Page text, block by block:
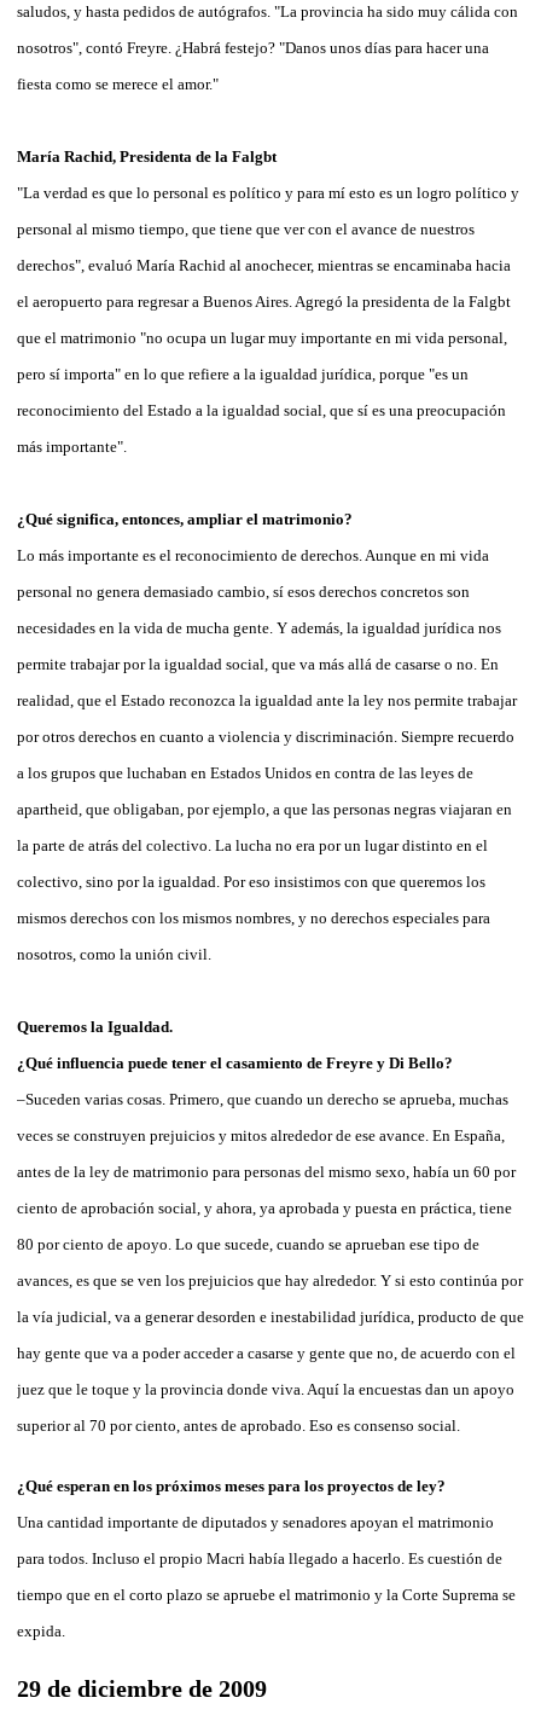
saludos, y hasta pedidos de autógrafos. "La provincia ha sido muy cálida con
nosotros", contó Freyre. ¿Habrá festejo? "Danos unos días para hacer una
fiesta como se merece el amor."
María Rachid, Presidenta de la Falgbt
"La verdad es que lo personal es político y para mí esto es un logro político y
personal al mismo tiempo, que tiene que ver con el avance de nuestros
derechos", evaluó María Rachid al anochecer, mientras se encaminaba hacia
el aeropuerto para regresar a Buenos Aires. Agregó la presidenta de la Falgbt
que el matrimonio "no ocupa un lugar muy importante en mi vida personal,
pero sí importa" en lo que refiere a la igualdad jurídica, porque "es un
reconocimiento del Estado a la igualdad social, que sí es una preocupación
más importante".
¿Qué significa, entonces, ampliar el matrimonio?
Lo más importante es el reconocimiento de derechos. Aunque en mi vida
personal no genera demasiado cambio, sí esos derechos concretos son
necesidades en la vida de mucha gente. Y además, la igualdad jurídica nos
permite trabajar por la igualdad social, que va más allá de casarse o no. En
realidad, que el Estado reconozca la igualdad ante la ley nos permite trabajar
por otros derechos en cuanto a violencia y discriminación. Siempre recuerdo
a los grupos que luchaban en Estados Unidos en contra de las leyes de
apartheid, que obligaban, por ejemplo, a que las personas negras viajaran en
la parte de atrás del colectivo. La lucha no era por un lugar distinto en el
colectivo, sino por la igualdad. Por eso insistimos con que queremos los
mismos derechos con los mismos nombres, y no derechos especiales para
nosotros, como la unión civil.
Queremos la Igualdad.
¿Qué influencia puede tener el casamiento de Freyre y Di Bello?
–Suceden varias cosas. Primero, que cuando un derecho se aprueba, muchas
veces se construyen prejuicios y mitos alrededor de ese avance. En España,
antes de la ley de matrimonio para personas del mismo sexo, había un 60 por
ciento de aprobación social, y ahora, ya aprobada y puesta en práctica, tiene
80 por ciento de apoyo. Lo que sucede, cuando se aprueban ese tipo de
avances, es que se ven los prejuicios que hay alrededor. Y si esto continúa por
la vía judicial, va a generar desorden e inestabilidad jurídica, producto de que
hay gente que va a poder acceder a casarse y gente que no, de acuerdo con el
juez que le toque y la provincia donde viva. Aquí la encuestas dan un apoyo
superior al 70 por ciento, antes de aprobado. Eso es consenso social.
¿Qué esperan en los próximos meses para los proyectos de ley?
Una cantidad importante de diputados y senadores apoyan el matrimonio
para todos. Incluso el propio Macri había llegado a hacerlo. Es cuestión de
tiempo que en el corto plazo se apruebe el matrimonio y la Corte Suprema se
expida.
29 de diciembre de 2009